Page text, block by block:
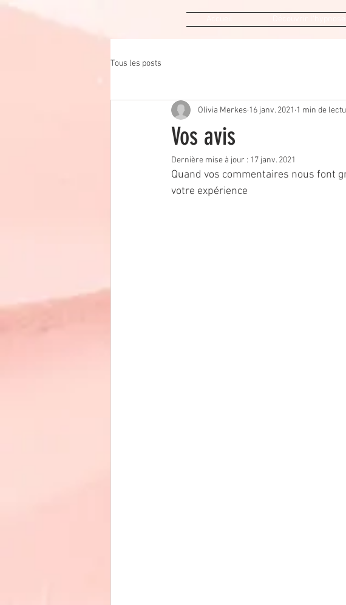
Tous les posts
Vos avis
Olivia Merkes 16 janv. 2021 1 min de
Dernière mise à jour : 17 janv. 2021
Quand vos commentaires nous font
votre expérience